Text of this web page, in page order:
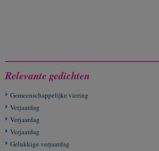
Relevante gedichten
Gemeenschappelijke viering
Verjaardag
Verjaardag
Verjaardag
Gelukkige verjaardag